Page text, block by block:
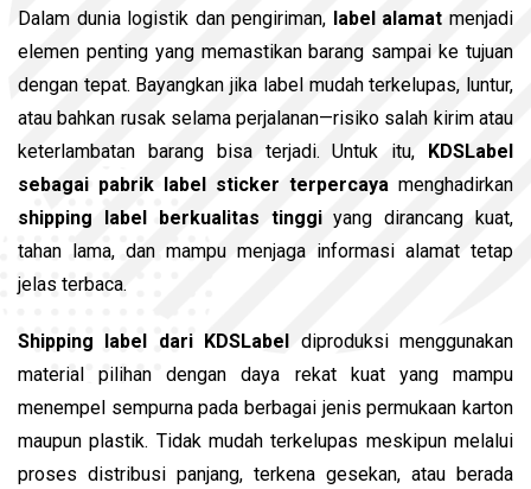
Dalam dunia logistik dan pengiriman, label alamat menjadi
elemen penting yang memastikan barang sampai ke tujuan
dengan tepat. Bayangkan jika label mudah terkelupas, luntur,
atau bahkan rusak selama perjalanan—risiko salah kirim atau
keterlambatan barang bisa terjadi. Untuk itu, KDSLabel
sebagai pabrik label sticker terpercaya menghadirkan
shipping label berkualitas tinggiyang dirancang kuat,
tahan lama, dan mampu menjaga informasi alamat tetap
jelas terbaca.
Shipping label dari KDSLabel diproduksi menggunakan
material pilihan dengan daya rekat kuat yang mampu
menempel sempurna pada berbagai jenis permukaan karton
maupun plastik. Tidak mudah terkelupas meskipun melalui
proses distribusi panjang, terkena gesekan, atau berada